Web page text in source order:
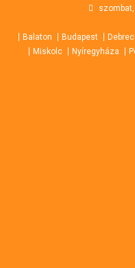
contentBalaton Budapest
Miskolc
Nyíregyháza